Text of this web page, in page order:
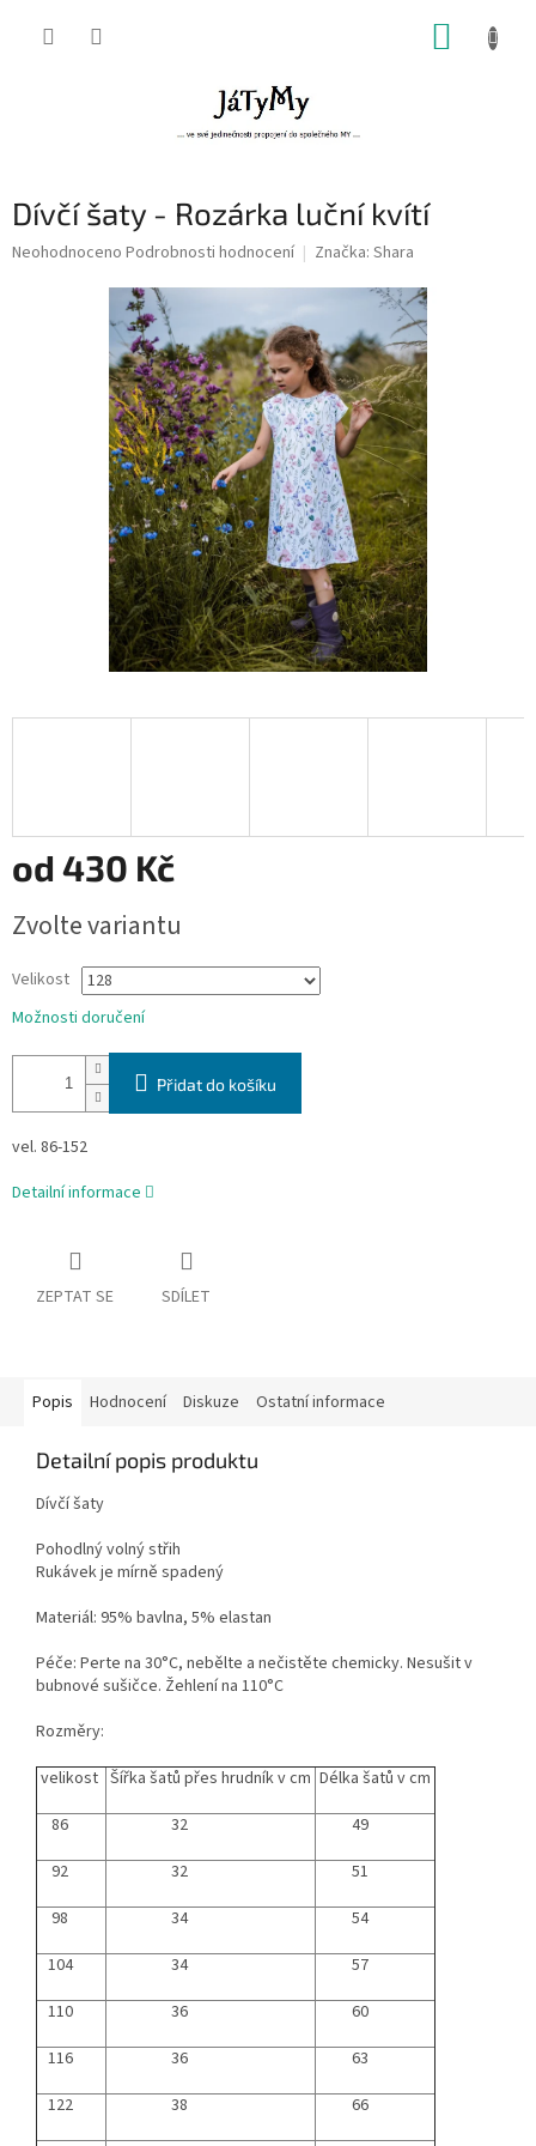
Dívčí šaty - Rozárka luční kvítí
Průměrné
Neohodnoceno Podrobnosti hodnocení Značka: Shara
od 430 Kč
cena:
Zvolte variantu
Velikost
Možnosti doručení
Přidat do košíku
vel. 86-152
Detailní informace
ZEPTAT SE SDÍLET
Popis Hodnocení Diskuze Ostatní informace
Detailní popis produktu
Dívčí šaty
Pohodlný volný střih
Rukávek je mírně spadený
Materiál: 95% bavlna, 5% elastan
Péče: Perte na 30°C, nebělte a nečistěte chemicky. Nesušit v
bubnové sušičce. Žehlení na 110°C
Rozměry:
velikost Šířka šatů přes hrudník v cm Délka šatů v cm
86
32
49
92
32
51
98
34
54
104
34
57
110
36
60
116
36
63
122
38
66